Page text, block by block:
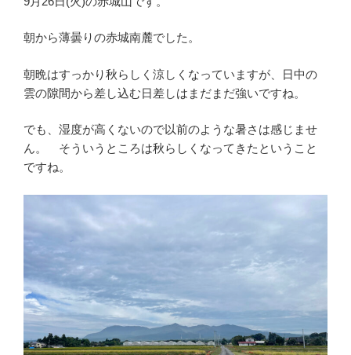
朝から薄曇りの赤城南麓でした。
朝晩はすっかり秋らしく涼しくなっていますが、日中の
雲の隙間から差し込む日差しはまだまだ強いですね。
でも、湿度が高くないので以前のような暑さは感じませ
ん。 そういうところは秋らしくなってきたということ
ですね。